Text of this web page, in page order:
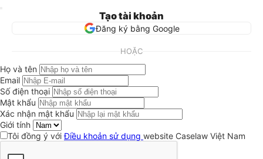
Tạo tài khoản
Đăng ký bằng Google
HOẶC
Họ và tên
Email
Số điện thoại
Mật khẩu
Xác nhận mật khẩu
Giới tính
Tôi đồng ý vớiĐiều khoản sử dụng website Caselaw Việt Nam